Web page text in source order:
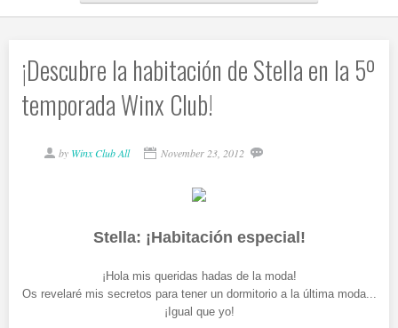
¡Descubre la habitación de Stella en la 5º
temporada Winx Club!
by Winx Club All November 23, 2012
Stella: ¡Habitación especial!
¡Hola mis queridas hadas de la moda!
Os revelaré mis secretos para tener un dormitorio a la última moda...
¡Igual que yo!